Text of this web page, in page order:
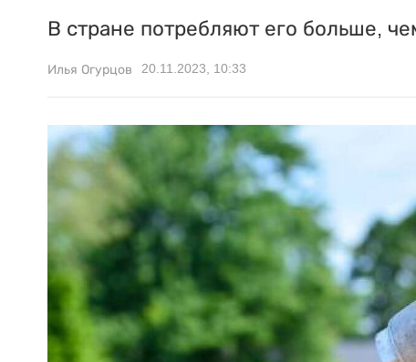
В стране потребляют его больше,
Илья Огурцов 20.11.2023, 10:33